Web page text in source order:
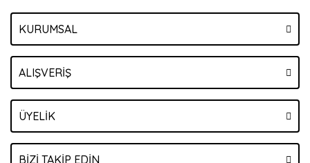
KURUMSAL
ALIŞVERİŞ
ÜYELİK
BİZİ TAKİP EDİN